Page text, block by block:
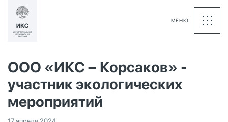
МЕНЮ
ООО «ИКС – Корсаков» -
участник экологических
мероприятий